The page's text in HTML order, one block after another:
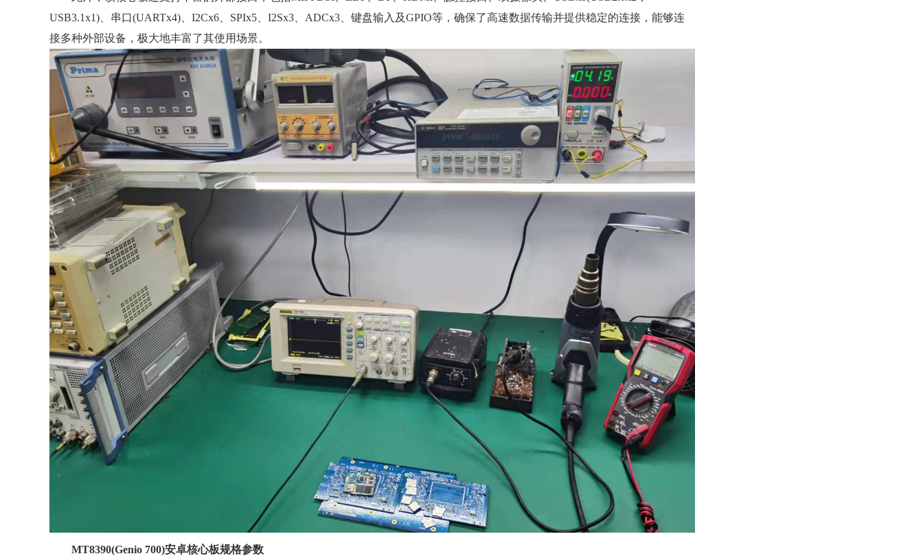
USB3.1x1)、串口(UARTx4)、I2Cx6、SPIx5、I2Sx3、ADCx3、键盘输入及GPIO等，确保了高速数据传输并提供稳定的连接，能够连
接多种外部设备，极大地丰富了其使用场景。
MT8390(Genio 700)安卓核心板规格参数